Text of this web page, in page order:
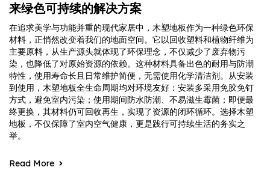
来绿色可持续的解决方案
在追求美学与功能并重的现代家居中，木塑地板作为一种绿色环保
材料，正悄然改变着我们的地面空间。它以回收塑料和植物纤维为
主要原料，从生产源头就体现了环保理念，不仅减少了废弃物污
染，也降低了对原始资源的依赖。这种材料具备出色的耐用与防潮
特性，使用寿命长且日常维护简便，无需使用化学清洁剂。从安装
到使用，木塑地板全生命周期均对环境友好：安装多采用免胶免钉
方式，避免室内污染；使用期间防水防潮、不易滋生霉菌；即便最
终更换，其材料仍可回收再生，实现了资源的闭环循环。选择木塑
地板，不仅保障了室内空气健康，更是践行可持续生活的务实之
举。
Read More